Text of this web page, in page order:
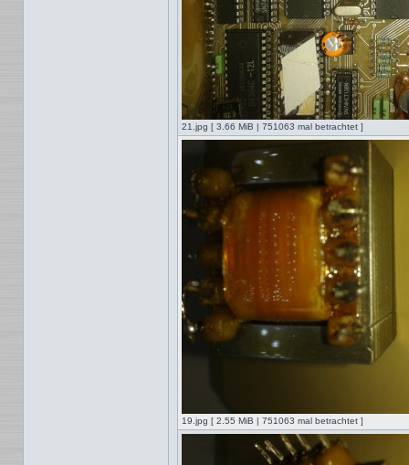
21.jpg [ 3.66 MiB | 751063 mal betrachtet ]
19.jpg [ 2.55 MiB | 751063 mal betrachtet ]